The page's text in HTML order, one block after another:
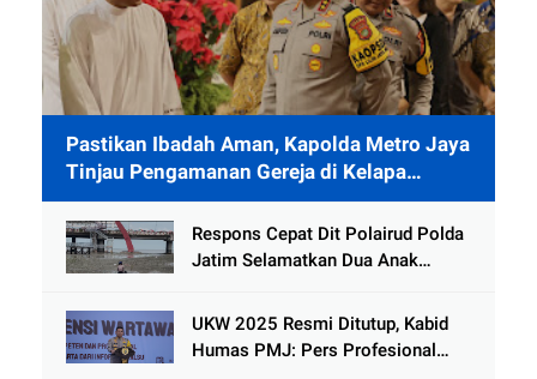
Pastikan Ibadah Aman, Kapolda Metro Jaya
Tinjau Pengamanan Gereja di Kelapa
Gading
Respons Cepat Dit Polairud Polda
Jatim Selamatkan Dua Anak
Kenjeran
UKW 2025 Resmi Ditutup, Kabid
Humas PMJ: Pers Profesional